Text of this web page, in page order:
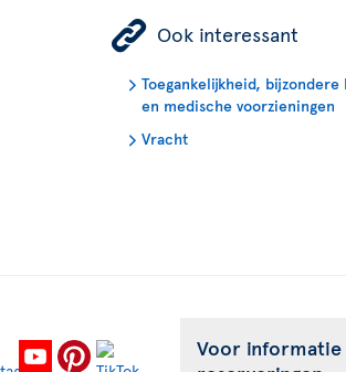
ÿ Ook interessant
Toegankelijkheid,
en medische voorzieningen
Vracht
Voor informatie